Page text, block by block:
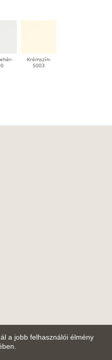
a jobb felhasználói élmény
Krémszín-
5003